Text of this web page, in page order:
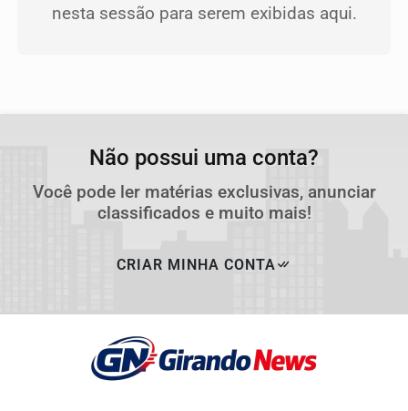
nesta sessão para serem exibidas aqui.
Não possui uma conta?
Você pode ler matérias exclusivas, anunciar
classificados e muito mais!
CRIAR MINHA CONTA